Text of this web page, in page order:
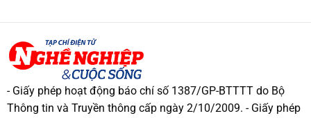
- Giấy phép hoạt động báo chí số 1387/GP-BTTTT do Bộ
Thông tin và Truyền thông cấp ngày 2/10/2009. - Giấy phép